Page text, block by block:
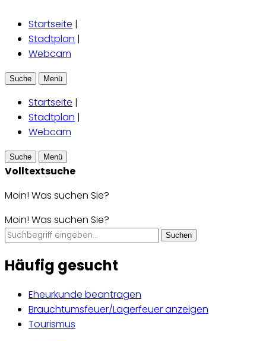
Startseite |
Stadtplan |
Webcam
Suche Menü
Startseite |
Stadtplan |
Webcam
Suche Menü
Volltextsuche
Moin! Was suchen Sie?
Moin! Was suchen Sie?
Suchen
Häufig gesucht
Eheurkunde beantragen
Brauchtumsfeuer/Lagerfeuer anzeigen
Tourismus